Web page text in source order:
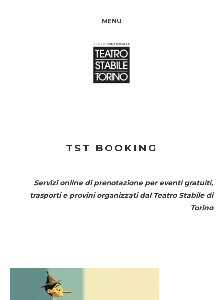
MENU
TST BOOKING
Servizi online di prenotazione per eventi gratuiti,
trasporti e provini organizzati dal Teatro Stabile di
Torino